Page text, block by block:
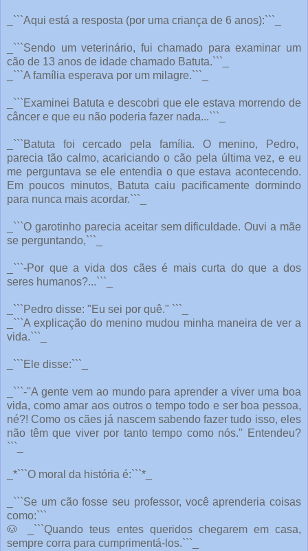
_```Aqui está a resposta (por uma criança de 6 anos):```_
_```Sendo um veterinário, fui chamado para examinar um
cão de 13 anos de idade chamado Batuta.```_
_```A família esperava por um milagre.```_
_```Examinei Batuta e descobri que ele estava morrendo de
câncer e que eu não poderia fazer nada...```_
_```Batuta foi cercado pela família. O menino, Pedro,
parecia tão calmo, acariciando o cão pela última vez, e eu
me perguntava se ele entendia o que estava acontecendo.
Em poucos minutos, Batuta caiu pacificamente dormindo
para nunca mais acordar.```_
_```O garotinho parecia aceitar sem dificuldade. Ouvi a mãe
se perguntando,```_
_```-Por que a vida dos cães é mais curta do que a dos
seres humanos?...```_
_```Pedro disse: "Eu sei por quê." ```_
_```A explicação do menino mudou minha maneira de ver a
vida.```_
_```Ele disse:```_
_```-''A gente vem ao mundo para aprender a viver uma boa
vida, como amar aos outros o tempo todo e ser boa pessoa,
né?! Como os cães já nascem sabendo fazer tudo isso, eles
não têm que viver por tanto tempo como nós.'' Entendeu?
```_
_*```O moral da história é:```*_
_```Se um cão fosse seu professor, você aprenderia coisas
como:```
🐶
_```Quando teus entes queridos chegarem em casa,
sempre corra para cumprimentá-los.```_